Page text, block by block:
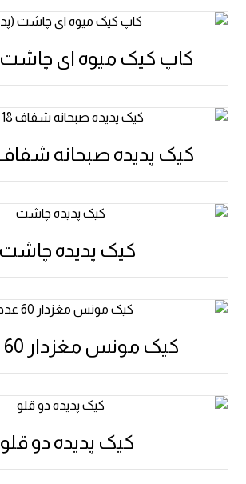
کاپ کیک میوه ای چاشت
کیک پدیده صبحانه شفاف 18
کیک پدیده چاشت
کیک مونس مغزدار 60 عددی
کیک پدیده دو قلو